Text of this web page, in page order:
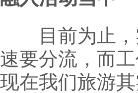
目前为止，
速要分流，而
现在我们旅游